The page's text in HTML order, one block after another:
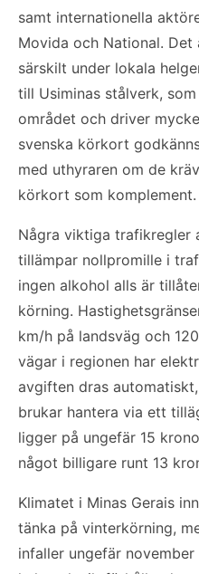
samt internationella
Movida och National.
särskilt under lokala
till Usiminas stålverk,
området och driver
svenska körkort
med uthyraren om de
körkort som komplement.
Några viktiga trafikregler
tillämpar nollpromille i
ingen alkohol alls är
körning.
km/h på landsväg och
vägar i regionen har
avgiften dras
brukar hantera via ett
ligger på ungefär 15
något billigare runt 13
Klimatet i Minas Gerais
tänka på vinterkörning,
infaller ungefär